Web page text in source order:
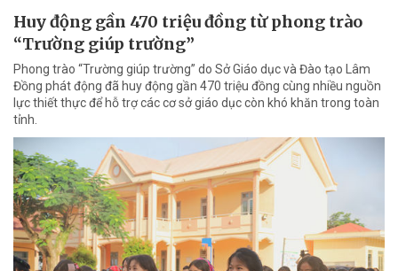
Huy động gần 470 triệu đồng từ phong trào
“Trường giúp trường”
Phong trào “Trường giúp trường” do Sở Giáo dục và Đào tạo Lâm
Đồng phát động đã huy động gần 470 triệu đồng cùng nhiều nguồn
lực thiết thực để hỗ trợ các cơ sở giáo dục còn khó khăn trong toàn
tỉnh.